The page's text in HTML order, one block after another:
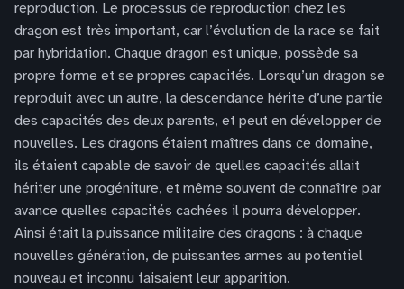
reproduction. Le processus de reproduction chez les
dragon est très important, car l’évolution de la race se fait
par hybridation. Chaque dragon est unique, possède sa
propre forme et se propres capacités. Lorsqu’un dragon se
reproduit avec un autre, la descendance hérite d’une partie
des capacités des deux parents, et peut en développer de
nouvelles. Les dragons étaient maîtres dans ce domaine,
ils étaient capable de savoir de quelles capacités allait
hériter une progéniture, et même souvent de connaître par
avance quelles capacités cachées il pourra développer.
Ainsi était la puissance militaire des dragons : à chaque
nouvelles génération, de puissantes armes au potentiel
nouveau et inconnu faisaient leur apparition.